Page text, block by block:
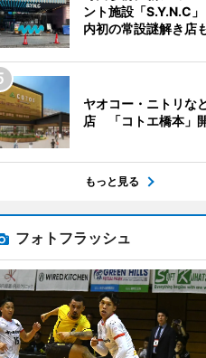
ント施設「S.Y.N.C
内初の常設謎解き店
ヤオコー・ニトリな
店 「コトエ橋本」
もっと見る
フォトフラッシュ